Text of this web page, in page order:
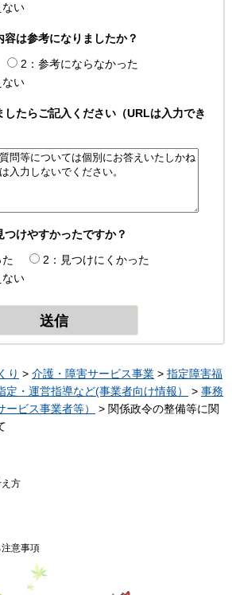
ない
は参考になりましたか？
2：参考にならなかった
ない
たらご記入ください（URLは入力でき
けやすかったですか？
2：見つけにくかった
ない
り > 介護・障害サービス事業 > 指定障害福
・運営指導など(事業者向け情報）
> 事務
ビス事業者等）
> 関係政令の整備等に関
方
意事項